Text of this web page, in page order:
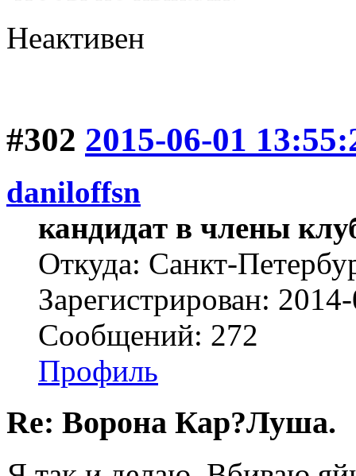
Неактивен
#302 2015-06-01
daniloffsn
кандидат в члены
Откуда: Санкт-
Зарегистрирован:
Сообщений: 272
Профиль
Re: Ворона Кар?Луша.